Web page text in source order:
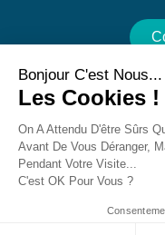
Nous Utilisons Des Cookies
Service.
25 Avenue De La
Bonjour C'est Nous...
Les Cookies !
On A Attendu D'être Sûrs
Avant De Vous Déranger,
Pendant Votre Visite...
C'est OK Pour Vous ?